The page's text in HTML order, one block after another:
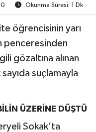
Okunma Süresi: 1 Dk
öğrencisinin yarı
penceresinden
gözaltına alınan
suçlamayla
ÜZERİNE DÜŞTÜ
Sokak’ta